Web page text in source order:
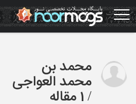
Skip
to
main
محمد بن
محمد العواجی
/ 1 مقاله